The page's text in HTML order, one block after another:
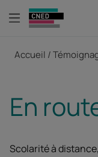
Menu
Accueil
En
Scolarité à